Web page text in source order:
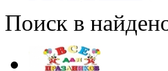
Поиск в